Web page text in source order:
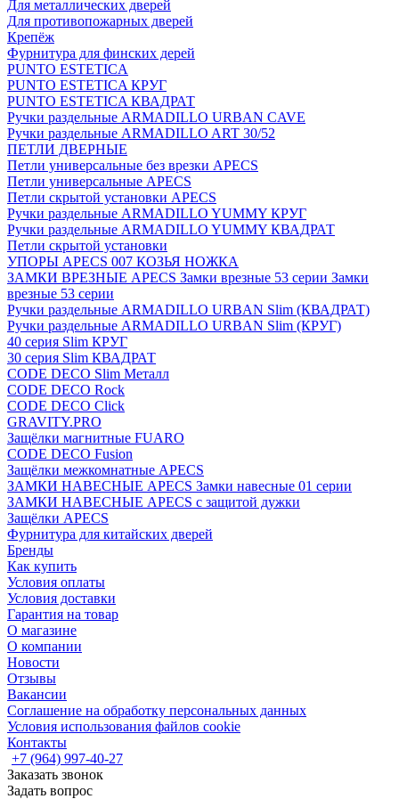
Для металлических дверей
Для противопожарных дверей
Крепёж
Фурнитура для финских дерей
PUNTO ESTETICA
PUNTO ESTETICA КРУГ
PUNTO ESTETICA КВАДРАТ
Ручки раздельные ARMADILLO URBAN CAVE
Ручки раздельные ARMADILLO ART 30/52
ПЕТЛИ ДВЕРНЫЕ
Петли универсальные без врезки APECS
Петли универсальные APECS
Петли скрытой установки APECS
Ручки раздельные ARMADILLO YUMMY КРУГ
Ручки раздельные ARMADILLO YUMMY КВАДРАТ
Петли скрытой установки
УПОРЫ APECS 007 КОЗЬЯ НОЖКА
ЗАМКИ ВРЕЗНЫЕ APECS Замки врезные 53 серии Замки
врезные 53 серии
Ручки раздельные ARMADILLO URBAN Slim (КВАДРАТ)
Ручки раздельные ARMADILLO URBAN Slim (КРУГ)
40 серия Slim КРУГ
30 серия Slim КВАДРАТ
CODE DECO Slim Металл
CODE DECO Rock
CODE DECO Click
GRAVITY.PRO
Защёлки магнитные FUARO
CODE DECO Fusion
Защёлки межкомнатные APECS
ЗАМКИ НАВЕСНЫЕ APECS Замки навесные 01 серии
ЗАМКИ НАВЕСНЫЕ APECS с защитой дужки
Защёлки APECS
Фурнитура для китайских дверей
Бренды
Как купить
Условия оплаты
Условия доставки
Гарантия на товар
О магазине
О компании
Новости
Отзывы
Вакансии
Соглашение на обработку персональных данных
Условия использования файлов cookie
Контакты
+7 (964) 997-40-27
Заказать звонок
Задать вопрос